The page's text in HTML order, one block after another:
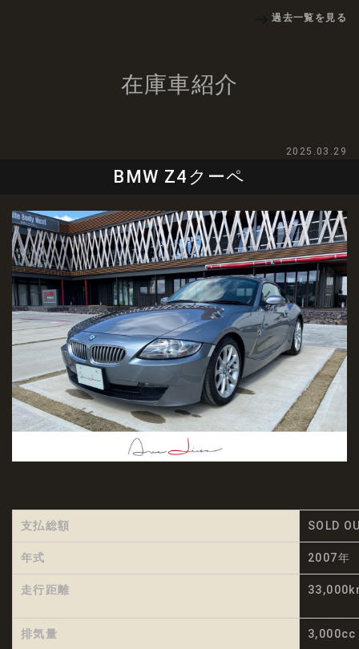
過去一覧を見る
在庫車紹介
2025.03.29
BMW Z4クーペ
支払総額 SOLD
年式 2007年
走行距離
排気量 3,000cc